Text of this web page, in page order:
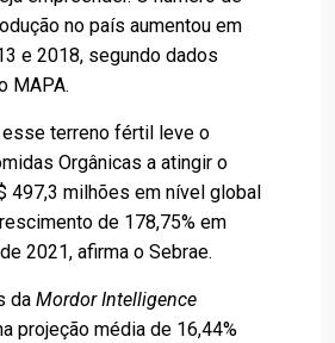
no país aumentou em
e 2018, segundo dados
MAPA.
esse terreno fértil leve o
Orgânicas a atingir o
497,3 milhões em nível global
de 178,75% em
2021, afirma o Sebrae.
da Mordor Intelligence
projeção média de 16,44%